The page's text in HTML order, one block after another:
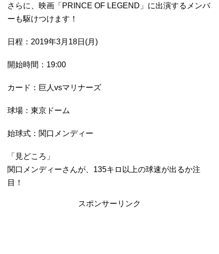
さらに、映画「PRINCE OF LEGEND」に出演するメンバ
ーも駆けつけます！
日程：2019年3月18日(月)
開始時間：19:00
カード：巨人vsマリナーズ
球場：東京ドーム
始球式：関口メンディー
「見どころ」
関口メンディーさんが、135キロ以上の球速が出るか注
目！
スポンサーリンク